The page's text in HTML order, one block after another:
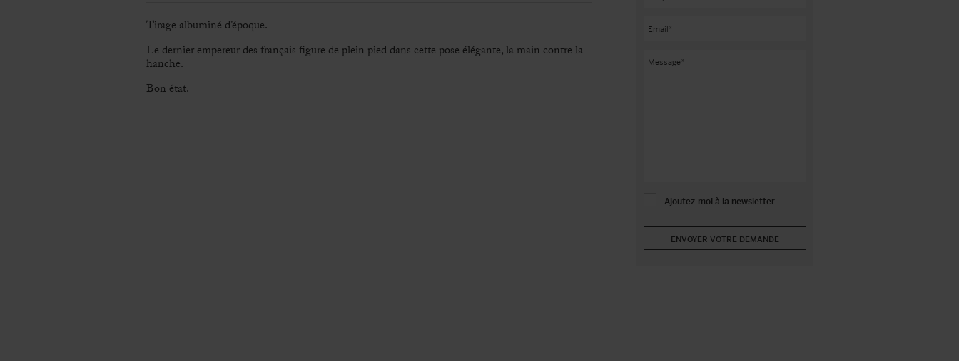
Tirage albuminé d’époque.
Le dernier empereur des français figure de plein pied dans cette pose élégante, la main contre la
hanche.
Bon état.
Ajoutez-moi à la newsletter